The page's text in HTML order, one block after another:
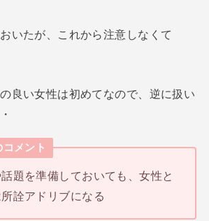
いたが、これから注意しなくて
良い女性は初めてなので、逆に扱い
メント
題を準備しておいても、女性と
詮アドリブになる